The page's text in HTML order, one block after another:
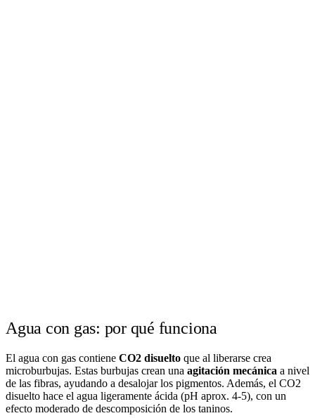
Agua con gas: por qué funciona
El agua con gas contiene CO2 disuelto que al liberarse crea
microburbujas. Estas burbujas crean una agitación mecánica a nivel
de las fibras, ayudando a desalojar los pigmentos. Además, el CO2
disuelto hace el agua ligeramente ácida (pH aprox. 4-5), con un
efecto moderado de descomposición de los taninos.